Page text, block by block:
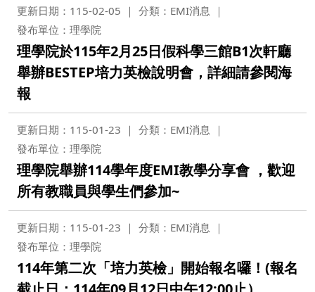
更新日期：115-02-05
分類：EMI消息
發布單位：理學院
理學院於115年2月25日假科學三館B1次軒廳
舉辦BESTEP培力英檢說明會，詳細請參閱海
報
更新日期：115-01-23
分類：EMI消息
發布單位：理學院
理學院舉辦114學年度EMI教學分享會 ，歡迎
所有教職員與學生們參加~
更新日期：115-01-23
分類：EMI消息
發布單位：理學院
114年第二次「培力英檢」開始報名囉！(報名